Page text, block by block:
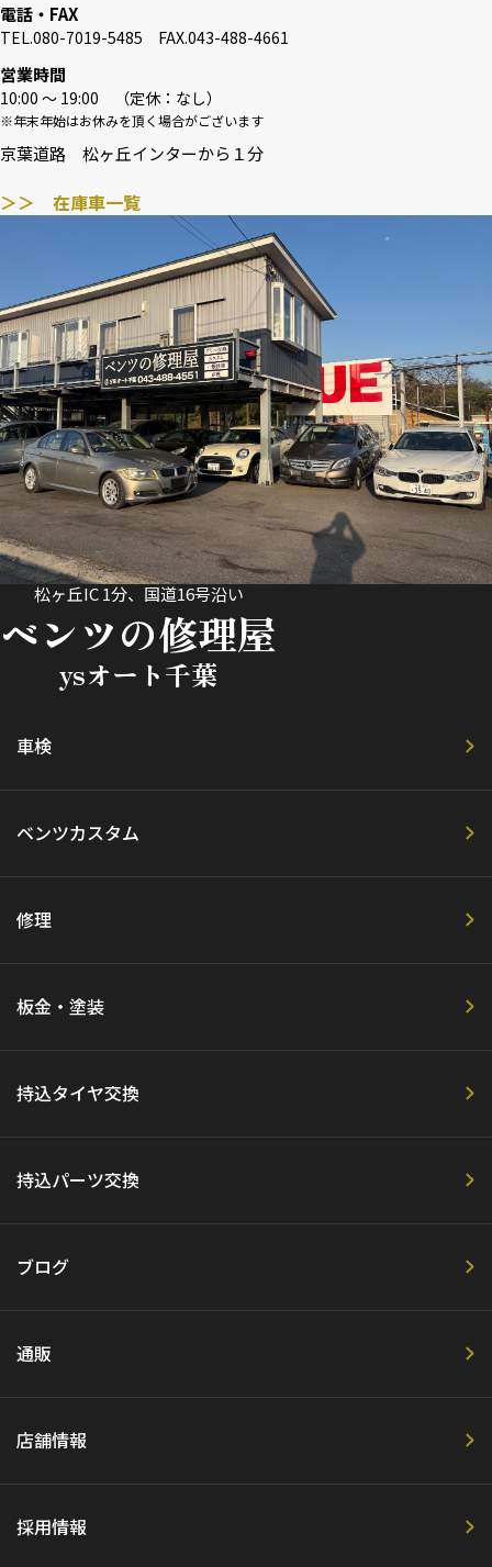
電話・FAX
TEL.080-7019-5485 FAX.043-488-4661
営業時間
10:00 〜 19:00 （定休：なし）
※年末年始はお休みを頂く場合がございます
京葉道路 松ヶ丘インターから１分
＞＞ 在庫車一覧
松ヶ丘IC 1分、国道16号沿い
ベンツの修理屋
ysオート千葉
車検
ベンツカスタム
修理
板金・塗装
持込タイヤ交換
持込パーツ交換
ブログ
通販
店舗情報
採用情報